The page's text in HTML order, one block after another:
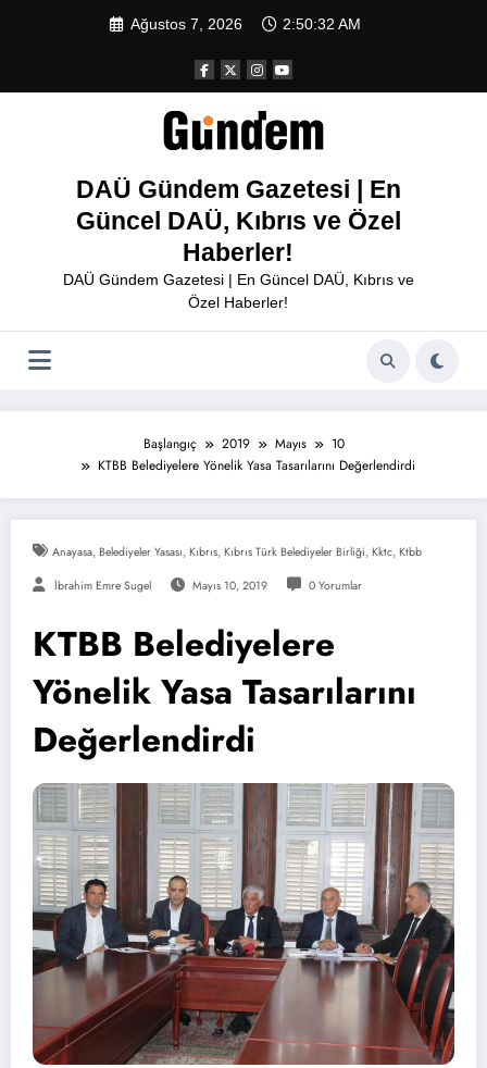
Ağustos 7, 2026 2:50:32 AM
DAÜ Gündem Gazetesi | En
Güncel DAÜ, Kıbrıs ve Özel
Haberler!
DAÜ Gündem Gazetesi | En Güncel DAÜ, Kıbrıs ve
Özel Haberler!
Başlangıç 2019 Mayıs
10
KTBB Belediyelere Yönelik Yasa Tasarılarını Değerlendirdi
Anayasa, Belediyeler Yasası, Kıbrıs, Kıbrıs Türk Belediyeler Birliği, Kktc, Ktbb
İbrahim Emre Sugel Mayıs 10, 2019 0 Yorumlar
KTBB Belediyelere
Yönelik Yasa Tasarılarını
Değerlendirdi